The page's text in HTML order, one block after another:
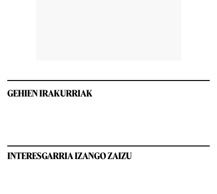
GEHIEN IRAKURRIAK
INTERESGARRIA IZANGO ZAIZU